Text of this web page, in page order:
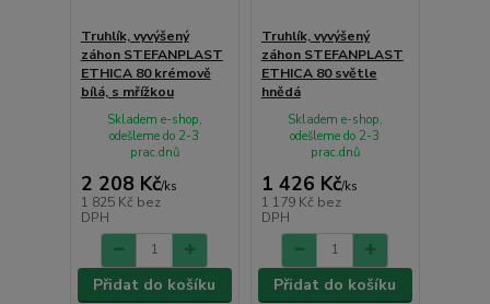
Truhlík, vyvýšený
záhon STEFANPLAST
ETHICA 80 krémově
bílá, s mřížkou
2 208 Kč/ks
1 825 Kč bez
DPH
Skladem e-shop,
odešleme do 2-3
prac.dnů
Přidat do košíku
Truhlík, vyvýšený
záhon STEFANPLAST
ETHICA 80 světle
hnědá
1 426 Kč/ks
1 179 Kč bez
DPH
Skladem e-shop,
odešleme do 2-3
prac.dnů
Přidat do košíku